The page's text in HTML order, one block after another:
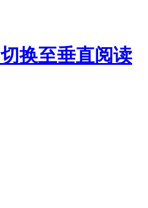
切换至垂直阅读